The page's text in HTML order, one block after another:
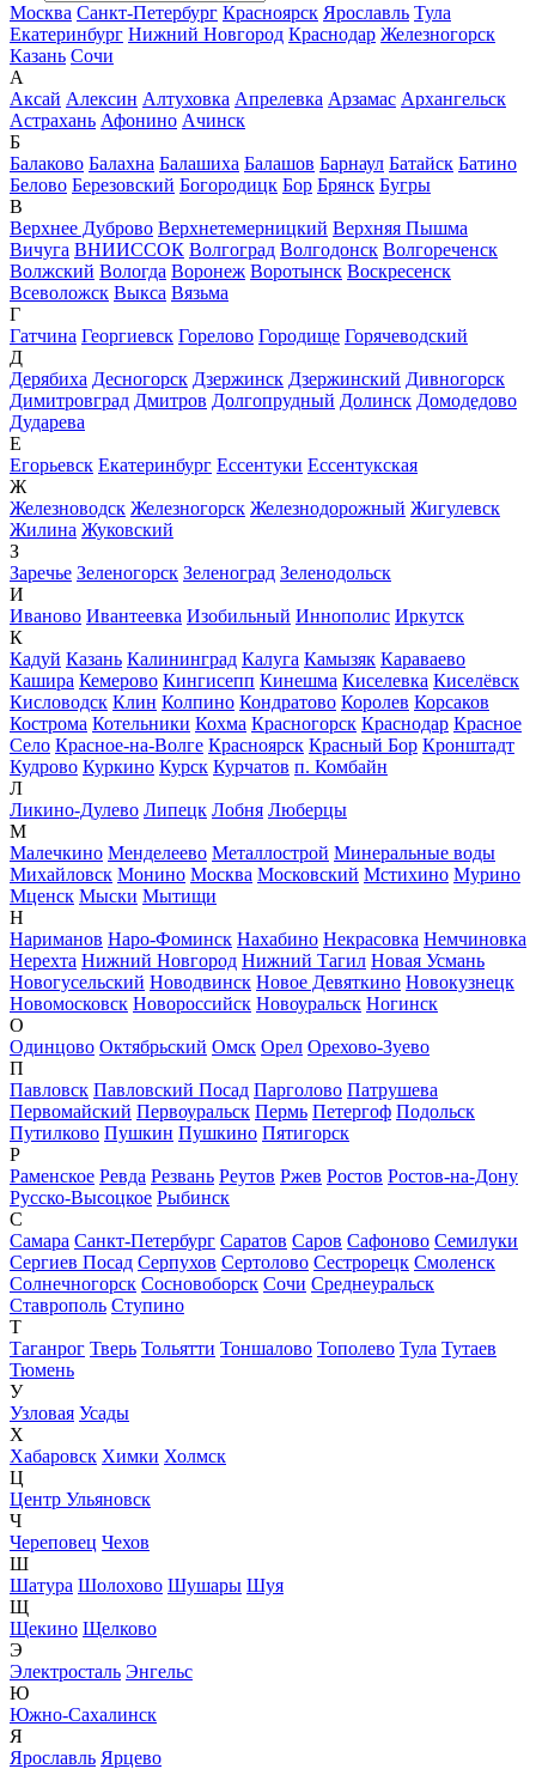
Москва Санкт-Петербург Красноярск Ярославль Тула
Екатеринбург Нижний Новгород Краснодар Железногорск
Казань Сочи
А
Аксай Алексин Алтуховка Апрелевка Арзамас Архангельск
Астрахань Афонино Ачинск
Б
Балаково Балахна Балашиха Балашов Барнаул Батайск Батино
Белово Березовский Богородицк Бор Брянск Бугры
В
Верхнее Дуброво Верхнетемерницкий Верхняя Пышма
Вичуга ВНИИССОК Волгоград Волгодонск Волгореченск
Волжский Вологда Воронеж Воротынск Воскресенск
Всеволожск Выкса Вязьма
Г
Гатчина Георгиевск Горелово Городище Горячеводский
Д
Дерябиха Десногорск Дзержинск Дзержинский Дивногорск
Димитровград Дмитров Долгопрудный Долинск Домодедово
Дударева
Е
Егорьевск Екатеринбург Ессентуки Ессентукская
Ж
Железноводск Железногорск Железнодорожный Жигулевск
Жилина Жуковский
З
Заречье Зеленогорск Зеленоград Зеленодольск
И
Иваново Ивантеевка Изобильный Иннополис Иркутск
К
Кадуй Казань Калининград Калуга Камызяк Караваево
Кашира Кемерово Кингисепп Кинешма Киселевка Киселёвск
Кисловодск Клин Колпино Кондратово Королев Корсаков
Кострома Котельники Кохма Красногорск Краснодар Красное
Село Красное-на-Волге Красноярск Красный Бор Кронштадт
Кудрово Куркино Курск Курчатов п. Комбайн
Л
Ликино-Дулево Липецк Лобня Люберцы
М
Малечкино Менделеево Металлострой Минеральные воды
Михайловск Монино Москва Московский Мстихино Мурино
Мценск Мыски Мытищи
Н
Нариманов Наро-Фоминск Нахабино Некрасовка Немчиновка
Нерехта Нижний Новгород Нижний Тагил Новая Усмань
Новогусельский Новодвинск Новое Девяткино Новокузнецк
Новомосковск Новороссийск Новоуральск Ногинск
О
Одинцово Октябрьский Омск Орел Орехово-Зуево
П
Павловск Павловский Посад Парголово Патрушева
Первомайский Первоуральск Пермь Петергоф Подольск
Путилково Пушкин Пушкино Пятигорск
Р
Раменское Ревда Резвань Реутов Ржев Ростов Ростов-на-Дону
Русско-Высоцкое Рыбинск
С
Самара Санкт-Петербург Саратов Саров Сафоново Семилуки
Сергиев Посад Серпухов Сертолово Сестрорецк Смоленск
Солнечногорск Сосновоборск Сочи Среднеуральск
Ставрополь Ступино
Т
Таганрог Тверь Тольятти Тоншалово Тополево Тула Тутаев
Тюмень
У
Узловая Усады
Х
Хабаровск Химки Холмск
Ц
Центр Ульяновск
Ч
Череповец Чехов
Ш
Шатура Шолохово Шушары Шуя
Щ
Щекино Щелково
Э
Электросталь Энгельс
Ю
Южно-Сахалинск
Я
Ярославль Ярцево